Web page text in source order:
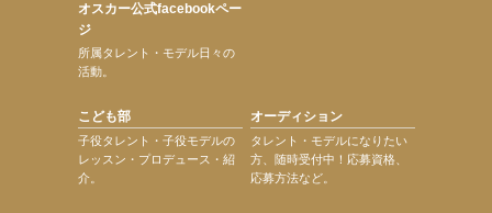
オスカー公式facebookペー
ジ
所属タレント・モデル日々の
活動。
こども部
子役タレント・子役モデルの
レッスン・プロデュース・紹
介。
オーディション
タレント・モデルになりたい
方、随時受付中！応募資格、
応募方法など。